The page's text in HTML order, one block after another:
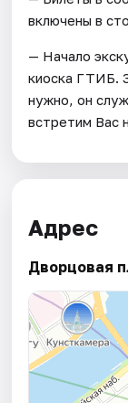
включены в
— Начало
киоска ГТИБ.
нужно, он
встретим Вас
Адрес
Дворцовая